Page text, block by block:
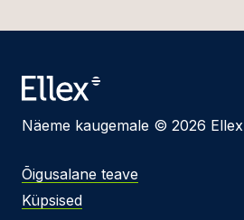
Näeme kaugemale © 2026 Ellex
Õigusalane teave
Küpsised